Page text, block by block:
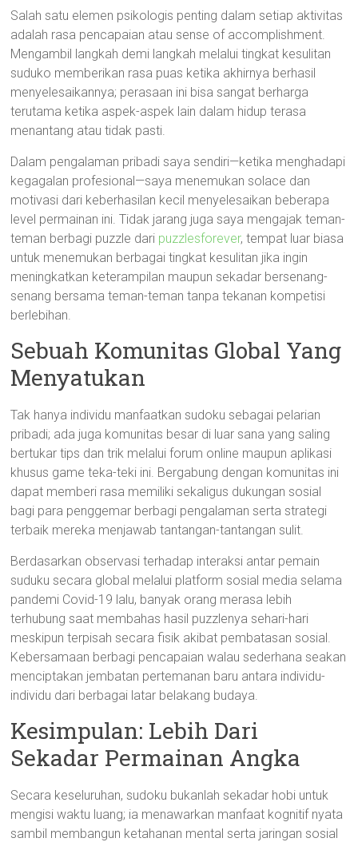
Salah satu elemen psikologis penting dalam setiap aktivitas
adalah rasa pencapaian atau sense of accomplishment.
Mengambil langkah demi langkah melalui tingkat kesulitan
suduko memberikan rasa puas ketika akhirnya berhasil
menyelesaikannya; perasaan ini bisa sangat berharga
terutama ketika aspek-aspek lain dalam hidup terasa
menantang atau tidak pasti.
Dalam pengalaman pribadi saya sendiri—ketika menghadapi
kegagalan profesional—saya menemukan solace dan
motivasi dari keberhasilan kecil menyelesaikan beberapa
level permainan ini. Tidak jarang juga saya mengajak teman-
teman berbagi puzzle dari puzzlesforever, tempat luar biasa
untuk menemukan berbagai tingkat kesulitan jika ingin
meningkatkan keterampilan maupun sekadar bersenang-
senang bersama teman-teman tanpa tekanan kompetisi
berlebihan.
Sebuah Komunitas Global Yang
Menyatukan
Tak hanya individu manfaatkan sudoku sebagai pelarian
pribadi; ada juga komunitas besar di luar sana yang saling
bertukar tips dan trik melalui forum online maupun aplikasi
khusus game teka-teki ini. Bergabung dengan komunitas ini
dapat memberi rasa memiliki sekaligus dukungan sosial
bagi para penggemar berbagi pengalaman serta strategi
terbaik mereka menjawab tantangan-tantangan sulit.
Berdasarkan observasi terhadap interaksi antar pemain
suduku secara global melalui platform sosial media selama
pandemi Covid-19 lalu, banyak orang merasa lebih
terhubung saat membahas hasil puzzlenya sehari-hari
meskipun terpisah secara fisik akibat pembatasan sosial.
Kebersamaan berbagi pencapaian walau sederhana seakan
menciptakan jembatan pertemanan baru antara individu-
individu dari berbagai latar belakang budaya.
Kesimpulan: Lebih Dari
Sekadar Permainan Angka
Secara keseluruhan, sudoku bukanlah sekadar hobi untuk
mengisi waktu luang; ia menawarkan manfaat kognitif nyata
sambil membangun ketahanan mental serta jaringan sosial